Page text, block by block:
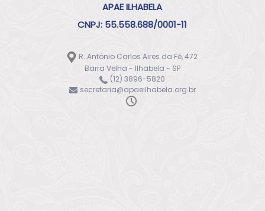
APAE ILHABELA
CNPJ: 55.558.688/0001-11
R. Antônio Carlos Aires da Fé, 472
Barra Velha - Ilhabela - SP
(12) 3896-5820
secretaria@apaeilhabela.org.br